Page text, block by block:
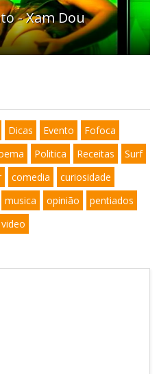
- Xam Dou
Dicas Evento
Fofoca
Politica Receitas
Surf
comedia
curiosidade
musica opinião
pentiados
video